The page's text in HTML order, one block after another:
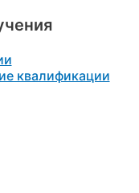
квалификации